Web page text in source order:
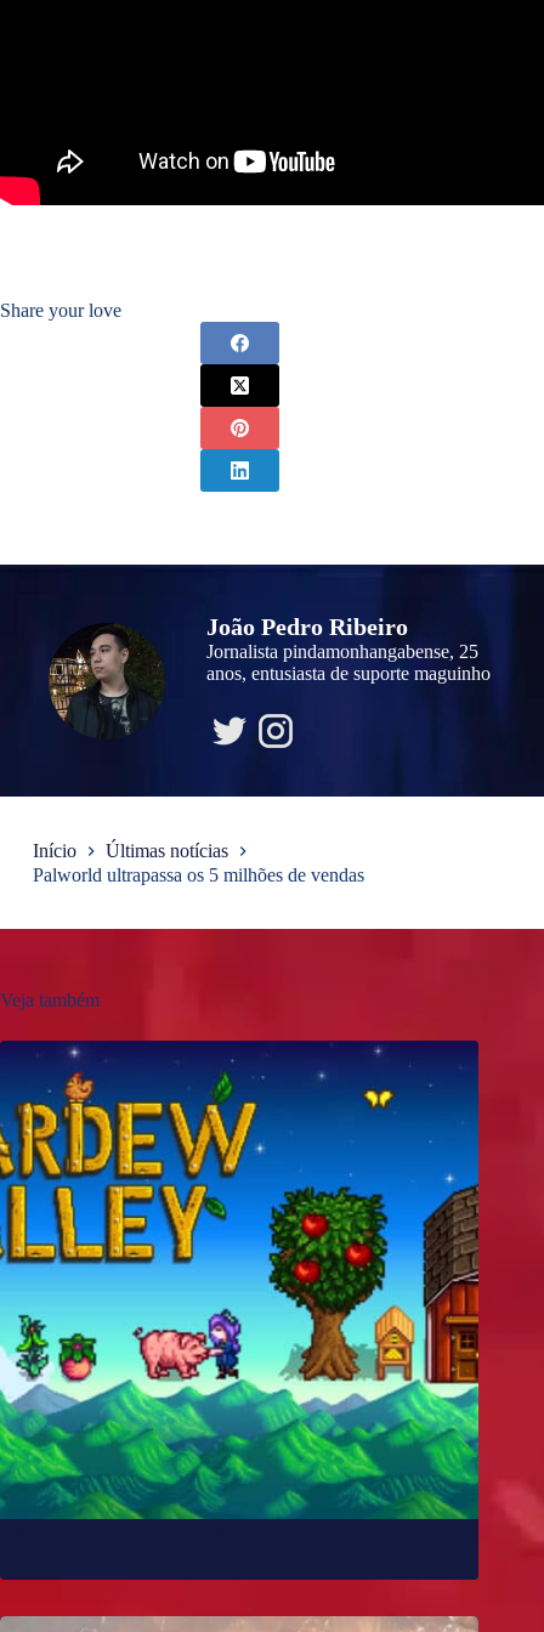
Share your love
João Pedro Ribeiro
Jornalista pindamonhangabense, 25
anos, entusiasta de suporte maguinho
Início
Últimas notícias
Palworld ultrapassa os 5 milhões de vendas
Veja também